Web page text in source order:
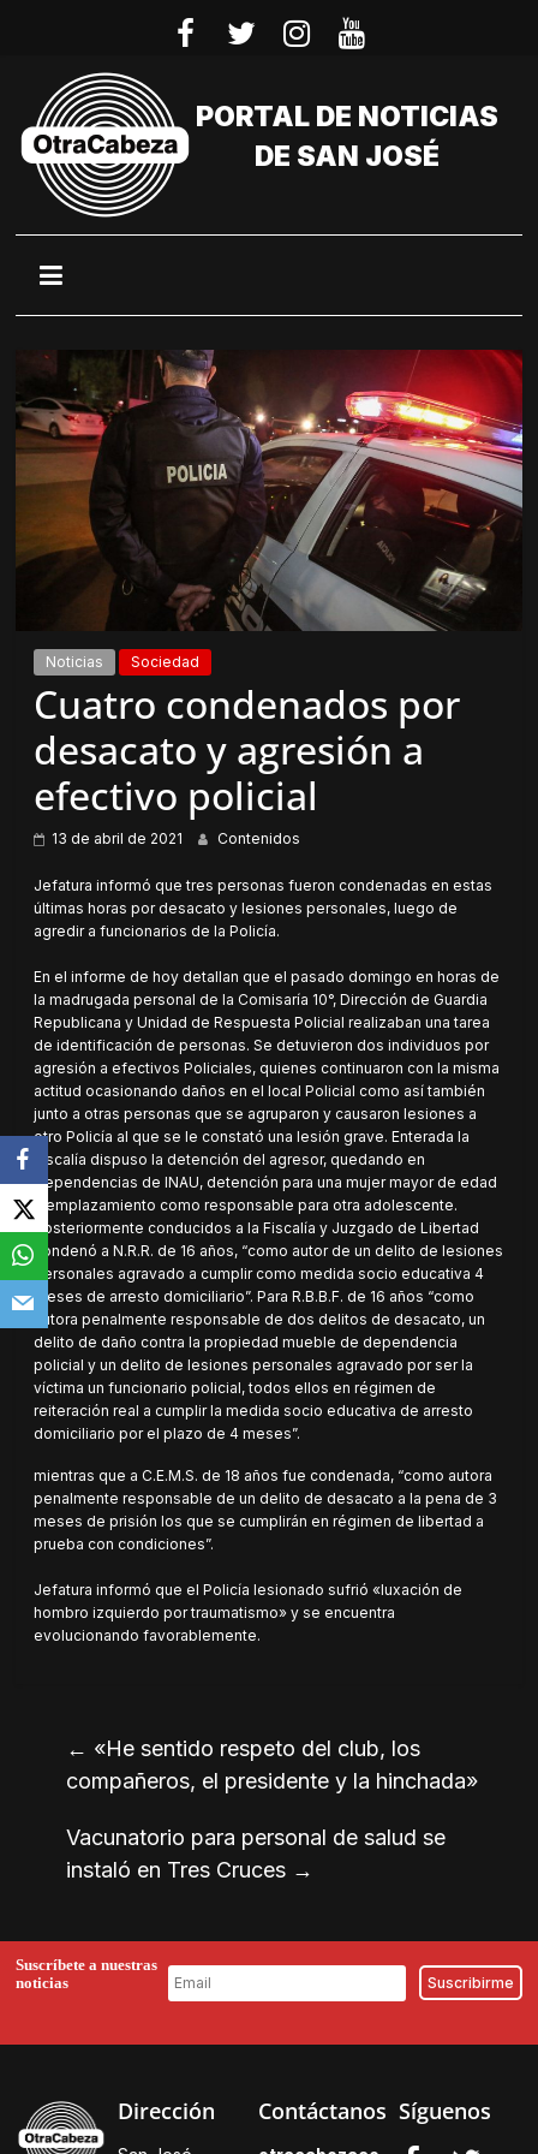
PORTAL DE NOTICIAS
DE SAN JOSÉ
Noticias Sociedad
Cuatro condenados por
desacato y agresión a
efectivo policial
13 de abril de 2021 Contenidos
Jefatura informó que tres personas fueron condenadas en estas
últimas horas por desacato y lesiones personales, luego de
agredir a funcionarios de la Policía.
En el informe de hoy detallan que el pasado domingo en horas de
la madrugada personal de la Comisaría 10°, Dirección de Guardia
Republicana y Unidad de Respuesta Policial realizaban una tarea
de identificación de personas. Se detuvieron dos individuos por
agresión a efectivos Policiales, quienes continuaron con la misma
actitud ocasionando daños en el local Policial como así también
junto a otras personas que se agruparon y causaron lesiones a
otro Policía al que se le constató una lesión grave. Enterada la
Fiscalía dispuso la detención del agresor, quedando en
Dependencias de INAU, detención para una mujer mayor de edad
y emplazamiento como responsable para otra adolescente.
Posteriormente conducidos a la Fiscalía y Juzgado de Libertad
condenó a N.R.R. de 16 años, “como autor de un delito de lesiones
personales agravado a cumplir como medida socio educativa 4
meses de arresto domiciliario”. Para R.B.B.F. de 16 años “como
autora penalmente responsable de dos delitos de desacato, un
delito de daño contra la propiedad mueble de dependencia
policial y un delito de lesiones personales agravado por ser la
víctima un funcionario policial, todos ellos en régimen de
reiteración real a cumplir la medida socio educativa de arresto
domiciliario por el plazo de 4 meses”.
mientras que a C.E.M.S. de 18 años fue condenada, “como autora
penalmente responsable de un delito de desacato a la pena de 3
meses de prisión los que se cumplirán en régimen de libertad a
prueba con condiciones”.
Jefatura informó que el Policía lesionado sufrió «luxación de
hombro izquierdo por traumatismo» y se encuentra
evolucionando favorablemente.
← «He sentido respeto del club, los
compañeros, el presidente y la hinchada»
Vacunatorio para personal de salud se
instaló en Tres Cruces →
Suscríbete a nuestras
noticias
Dirección Contáctanos Síguenos